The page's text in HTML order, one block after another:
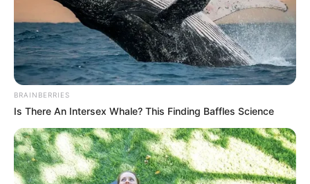
BRAINBERRIES
Is There An Intersex Whale? This Finding Baffles Science